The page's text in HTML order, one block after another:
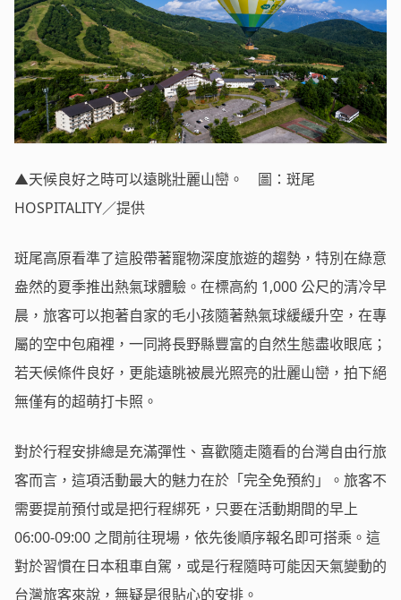
▲天候良好之時可以遠眺壯麗山巒。 圖：斑尾
HOSPITALITY／提供
斑尾高原看準了這股帶著寵物深度旅遊的趨勢，特別在綠意
盎然的夏季推出熱氣球體驗。在標高約 1,000 公尺的清冷早
晨，旅客可以抱著自家的毛小孩隨著熱氣球緩緩升空，在專
屬的空中包廂裡，一同將長野縣豐富的自然生態盡收眼底；
若天候條件良好，更能遠眺被晨光照亮的壯麗山巒，拍下絕
無僅有的超萌打卡照。
對於行程安排總是充滿彈性、喜歡隨走隨看的台灣自由行旅
客而言，這項活動最大的魅力在於「完全免預約」。旅客不
需要提前預付或是把行程綁死，只要在活動期間的早上
06:00-09:00 之間前往現場，依先後順序報名即可搭乘。這
對於習慣在日本租車自駕，或是行程隨時可能因天氣變動的
台灣旅客來說，無疑是很貼心的安排。